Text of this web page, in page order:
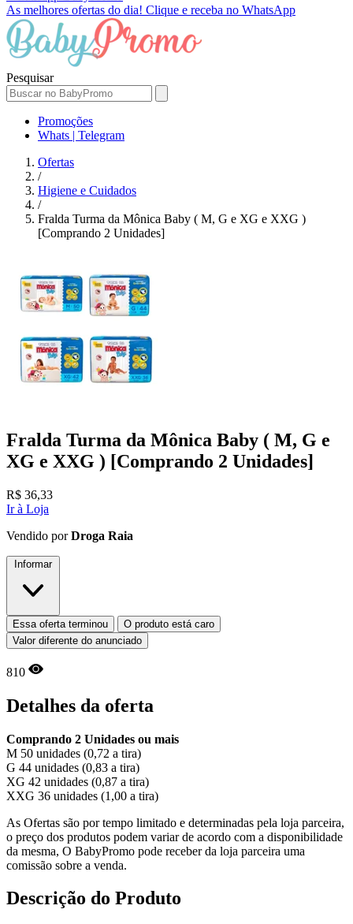
As melhores ofertas do dia! Clique e receba no WhatsApp
Pesquisar
Promoções
Whats | Telegram
Ofertas
/
Higiene e Cuidados
/
Fralda Turma da Mônica Baby ( M, G e XG e XXG )
[Comprando 2 Unidades]
Fralda Turma da Mônica Baby ( M, G e
XG e XXG ) [Comprando 2 Unidades]
R$ 36,33
Ir à Loja
Vendido porDroga Raia
Informar
Essa oferta terminou
O produto está caro
Valor diferente do anunciado
810
Detalhes da oferta
Comprando 2 Unidades ou mais
M 50 unidades (0,72 a tira)
G 44 unidades (0,83 a tira)
XG 42 unidades (0,87 a tira)
XXG 36 unidades (1,00 a tira)
As Ofertas são por tempo limitado e determinadas pela loja parceira,
o preço dos produtos podem variar de acordo com a disponibilidade
da mesma, O BabyPromo pode receber da loja parceira uma
comissão sobre a venda.
Descrição do Produto